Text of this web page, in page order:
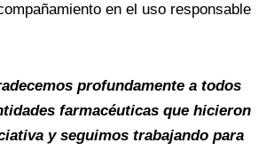
en el uso responsable
profundamente a todos
farmacéuticas que hicieron
y seguimos trabajando para